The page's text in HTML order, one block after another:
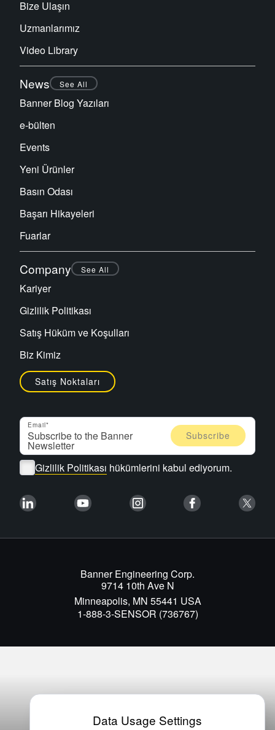
Bize Ulaşın
Uzmanlarımız
Video Library
News See All
Banner Blog Yazıları
e-bülten
Events
Yeni Ürünler
Basın Odası
Başarı Hikayeleri
Fuarlar
Company See All
Kariyer
Gizlilik Politikası
Satış Hüküm ve Koşulları
Biz Kimiz
Satış Noktaları
Email
Gizlilik Politikası hükümlerini kabul ediyorum.
Banner Engineering Corp.
9714 10th Ave N
Minneapolis, MN 55441 USA
1-888-3-SENSOR (736767)
Data Usage Settings